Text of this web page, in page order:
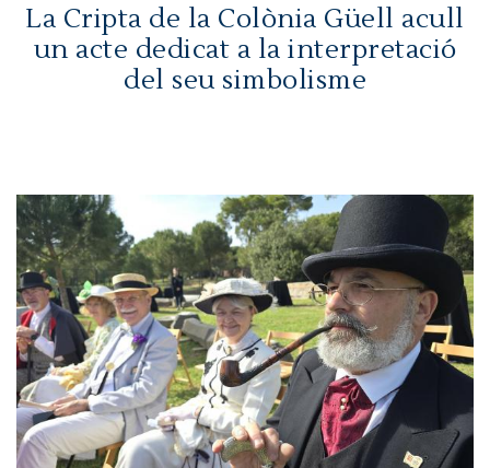
La Cripta de la Colònia Güell acull
un acte dedicat a la interpretació
del seu simbolisme